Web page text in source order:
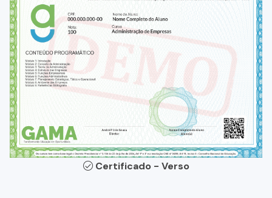
Certificado - Verso